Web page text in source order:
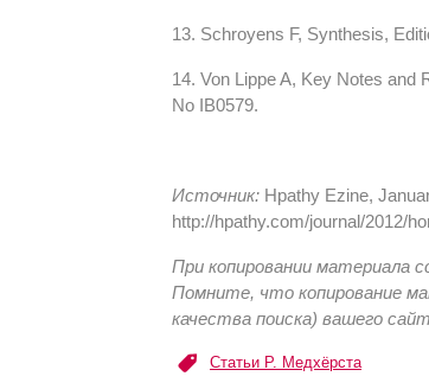
13. Schroyens F, Synthesis,
14. Von Lippe A, Key Notes and
No IB0579.
Источник: Hpathy Ezine,
http://hpathy.com/journal/2012/
При копировании материала
Помните, что копирование
качества поиска) вашего
Статьи Р. Медхёрста